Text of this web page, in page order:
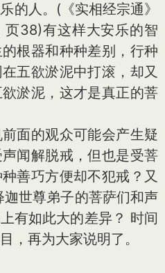
的人。(《实相经宗通》
38)有这样大安乐的智
根器和种种差别，行种
五欲淤泥中打滚，却又
淤泥，这才是真正的菩
的观众可能会产生疑
闻解脱戒，但也是受菩
善巧方便却不犯戒？又
世尊弟子的菩萨们和声
有如此大的差异？ 时间
，再为大家说明了。